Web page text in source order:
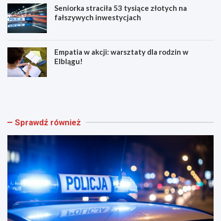
Seniorka straciła 53 tysiące złotych na
fałszywych inwestycjach
Empatia w akcji: warsztaty dla rodzin w
Elblągu!
Z
i
w
e
e
k
e
d
!
E
g
ó
w
t
ę
t
i
ż
Sprawdź również